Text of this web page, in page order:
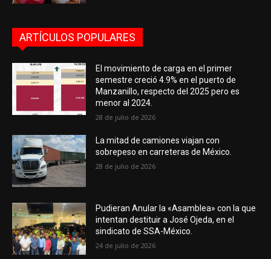
ARTÍCULOS POPULARES
El movimiento de carga en el primer
semestre creció 4.9% en el puerto de
Manzanillo, respecto del 2025 pero es
menor al 2024.
28 de julio de 2026
La mitad de camiones viajan con
sobrepeso en carreteras de México.
28 de julio de 2026
Pudieran Anular la «Asamblea» con la que
intentan destituir a José Ojeda, en el
sindicato de SSA-México.
24 de julio de 2026